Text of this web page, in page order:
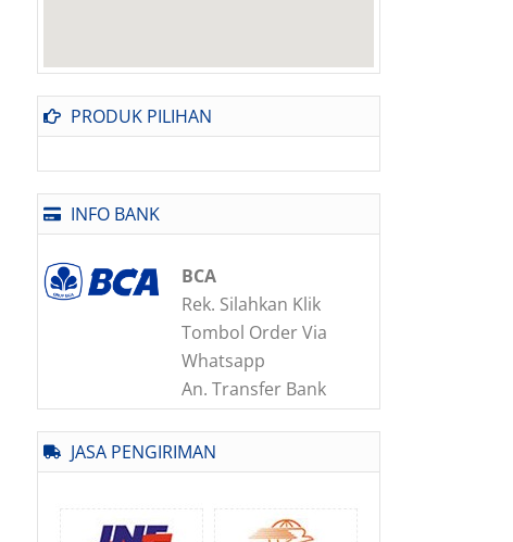
PRODUK PILIHAN
INFO BANK
BCA
Rek. Silahkan Klik
Tombol Order Via
Whatsapp
An. Transfer Bank
JASA PENGIRIMAN